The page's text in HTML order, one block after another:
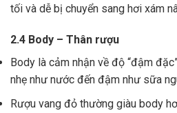
tối và dễ bị chuyển sang hơi xám
2.4 Body – Thân rượu
Body là cảm nhận về độ “đậm
nhẹ như nước đến đậm như sữa
Rượu vang đỏ thường giàu body